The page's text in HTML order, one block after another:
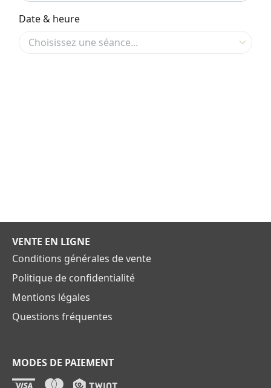
Date & heure
VENTE EN LIGNE
Conditions générales de vente
Politique de confidentialité
Mentions légales
Questions fréquentes
MODES DE PAIEMENT